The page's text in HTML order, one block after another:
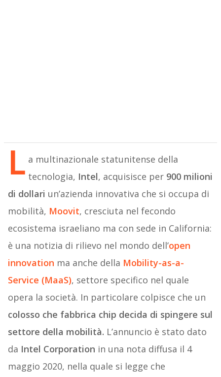
L a multinazionale statunitense della
tecnologia, Intel, acquisisce per900 milioni
di dollari un’azienda innovativa che si occupa di
mobilità, Moovit, cresciuta nel fecondo
ecosistema israeliano ma con sede in California:
è una notizia di rilievo nel mondo dell’open
innovation ma anche della Mobility-as-a-
Service (MaaS), settore specifico nel quale
opera la società. In particolare colpisce che un
colosso che fabbrica chip decida di spingere sul
settore della mobilità. L’annuncio è stato dato
da Intel Corporation in una nota diffusa il 4
maggio 2020, nella quale si legge che